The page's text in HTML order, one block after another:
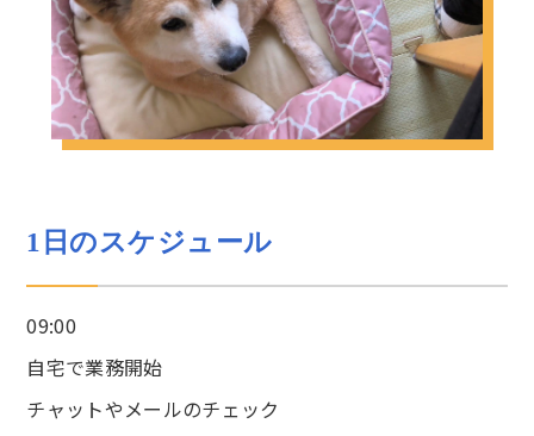
1日のスケジュール
09:00
自宅で業務開始
チャットやメールのチェック